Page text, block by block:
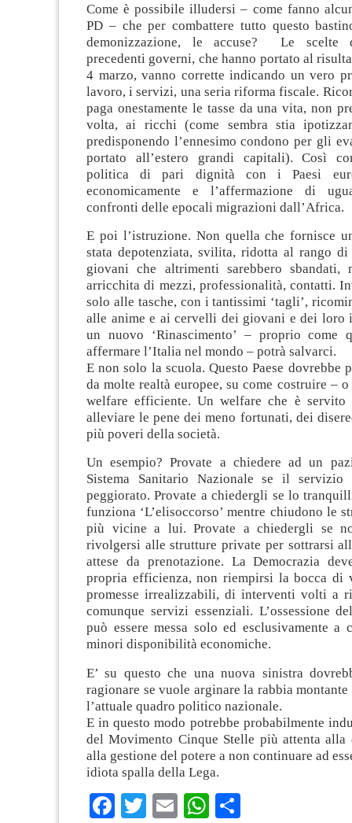
Come è possibile illudersi – come fanno
PD – che per combattere tutto questo
demonizzazione, le accuse? Le scelte
precedenti governi, che hanno portato al
4 marzo, vanno corrette indicando un vero
lavoro, i servizi, una seria riforma fiscale.
paga onestamente le tasse da una vita, non
volta, ai ricchi (come sembra stia
predisponendo l’ennesimo condono per gli
portato all’estero grandi capitali). Così
politica di pari dignità con i Paesi
economicamente e l’affermazione di
confronti delle epocali migrazioni dall’Africa.
E poi l’istruzione. Non quella che fornisce
stata depotenziata, svilita, ridotta al rango di
giovani che altrimenti sarebbero sbandati,
arricchita di mezzi, professionalità, contatti.
solo alle tasche, con i tantissimi ‘tagli’,
alle anime e ai cervelli dei giovani e dei loro
un nuovo ‘Rinascimento’ – proprio come
affermare l’Italia nel mondo – potrà salvarci.
E non solo la scuola. Questo Paese dovrebbe
da molte realtà europee, su come costruire –
welfare efficiente. Un welfare che è servito
alleviare le pene dei meno fortunati, dei
più poveri della società.
Un esempio? Provate a chiedere ad un
Sistema Sanitario Nazionale se il
peggiorato. Provate a chiedergli se lo
funziona ‘L’elisoccorso’ mentre chiudono le
più vicine a lui. Provate a chiedergli se
rivolgersi alle strutture private per sottrarsi
attese da prenotazione. La Democrazia
propria efficienza, non riempirsi la bocca di
promesse irrealizzabili, di interventi volti a
comunque servizi essenziali. L’ossessione
può essere messa solo ed esclusivamente
minori disponibilità economiche.
E’ su questo che una nuova sinistra
ragionare se vuole arginare la rabbia
l’attuale quadro politico nazionale.
E in questo modo potrebbe probabilmente
del Movimento Cinque Stelle più attenta alla
alla gestione del potere a non continuare ad
idiota spalla della Lega.
Facebook
TwitterEmailWhatsApp